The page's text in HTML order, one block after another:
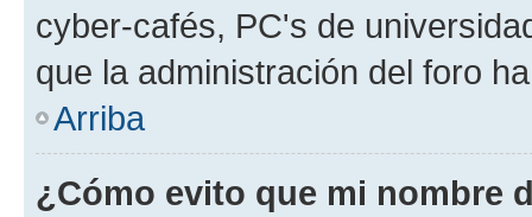
cyber-cafés, PC's de
que la administración del foro
Arriba
¿Cómo evito que mi nombre